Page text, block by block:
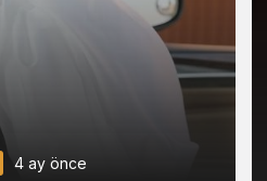
4 ay önce